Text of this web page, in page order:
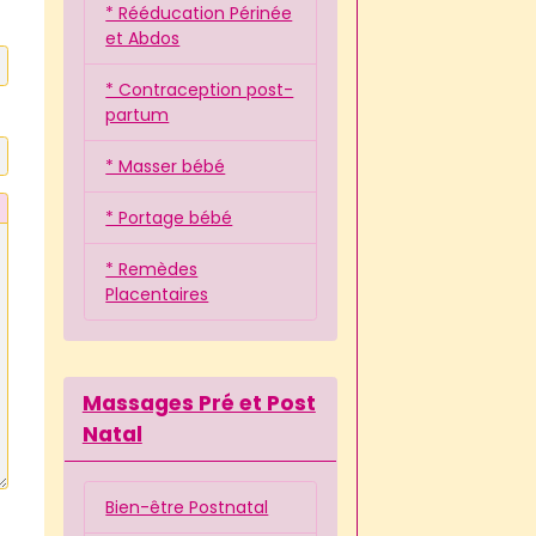
* Rééducation Périnée
et Abdos
* Contraception post-
partum
* Masser bébé
* Portage bébé
* Remèdes
Placentaires
Massages Pré et Post
Natal
Bien-être Postnatal